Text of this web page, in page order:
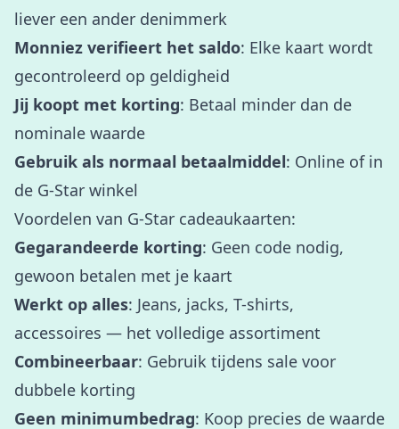
liever een ander denimmerk
Monniez verifieert het saldo: Elke kaart wordt
gecontroleerd op geldigheid
Jij koopt met korting: Betaal minder dan de
nominale waarde
Gebruik als normaal betaalmiddel: Online of in
de G-Star winkel
Voordelen van G-Star cadeaukaarten:
Gegarandeerde korting: Geen code nodig,
gewoon betalen met je kaart
Werkt op alles: Jeans, jacks, T-shirts,
accessoires — het volledige assortiment
Combineerbaar: Gebruik tijdens sale voor
dubbele korting
Geen minimumbedrag: Koop precies de waarde